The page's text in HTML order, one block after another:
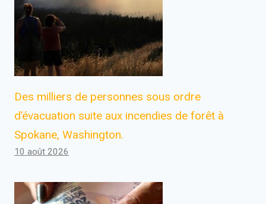
Des milliers de personnes sous ordre
d’évacuation suite aux incendies de forêt à
Spokane, Washington.
10 août 2026